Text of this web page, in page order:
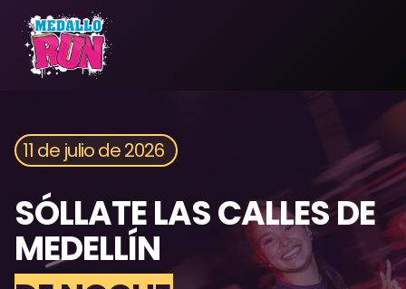
Saltar
contenido
11 de julio de 2026
SÓLLATE LAS CALLES DE
MEDELLÍN